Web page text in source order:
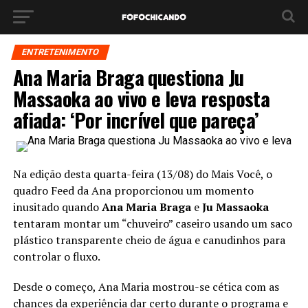
ENTRETENIMENTO
Ana Maria Braga questiona Ju
Massaoka ao vivo e leva resposta
afiada: ‘Por incrível que pareça’
Na edição desta quarta-feira (13/08) do Mais Você, o
quadro Feed da Ana proporcionou um momento
inusitado quandoAna Maria BragaeJu Massaoka
tentaram montar um “chuveiro” caseiro usando um saco
plástico transparente cheio de água e canudinhos para
controlar o fluxo.
Desde o começo, Ana Maria mostrou-se cética com as
chances da experiência dar certo durante o programa e